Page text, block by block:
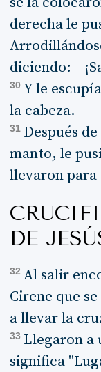
derecha le
diciendo: --
30 Y le
la cabeza.
31 Después
manto, le
llevaron
DE
32 Al salir
Cirene que
a llevar la
33 Llegaron a
significa